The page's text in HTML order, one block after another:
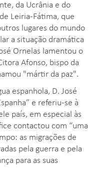
da Ucrânia e do
Leiria-Fátima, que
lugares do mundo
a situação dramática
Ornelas lamentou o
Afonso, bispo da
"mártir da paz".
espanhola, D. José
e referiu-se à
país, em especial às
contactou com “uma
as migrações de
pela guerra e pela
para as suas